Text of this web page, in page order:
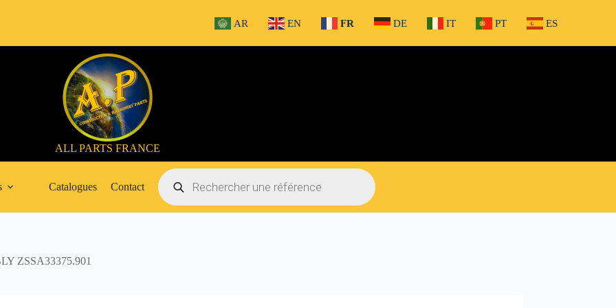
AR EN FR DE IT PT ES
ALL PARTS FRANCE
Catalogues Contact
Recherche
de
produits
ZSSA33375.901